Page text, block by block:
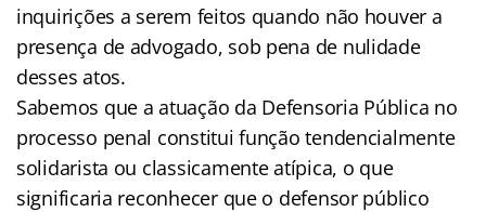
inquirições a serem feitos quando não houver a
presença de advogado, sob pena de nulidade
desses atos.
Sabemos que a atuação da Defensoria Pública no
processo penal constitui função tendencialmente
solidarista ou classicamente atípica, o que
significaria reconhecer que o defensor público